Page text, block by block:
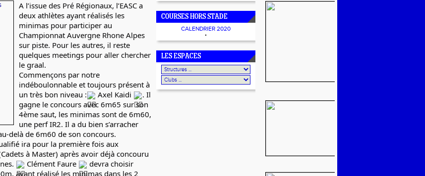
A l’issue des Pré Régionaux, l’EASC a
deux athlètes ayant réalisés les
minimas pour participer au
Championnat Auvergne Rhone Alpes
sur piste. Pour les autres, il reste
quelques meetings pour aller chercher
le graal.
Commençons par notre
indéboulonnable et toujours présent à
un très bon niveau :
Axel Kaidi
. Il
gagne le concours avec 6m65 sur son
4ème saut, les minimas sont de 6m60,
une perf IR2. Il a du bien s’arracher
delà de 6m60 de son concours.
ira pour la première fois aux
à Master) après avoir déjà concouru
Clément Faure
devra choisir
ayant réalisé les minimas dans les 2
COURSES HORS STADE
CALENDRIER 2020
LES ESPACES